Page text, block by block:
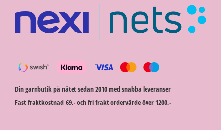
Din garnbutik på nätet sedan 2010 med snabba leveranser
Fast fraktkostnad 69,- och fri frakt ordervärde över 1200,-